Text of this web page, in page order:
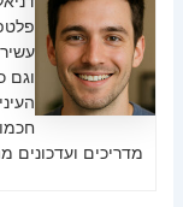
וגם
מדריכים ועדכונים